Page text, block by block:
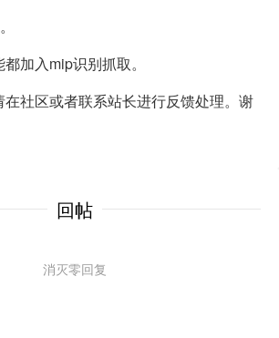
加入mip识别抓取。
社区或者联系站长进行反馈处理。谢
回帖
消灭零回复